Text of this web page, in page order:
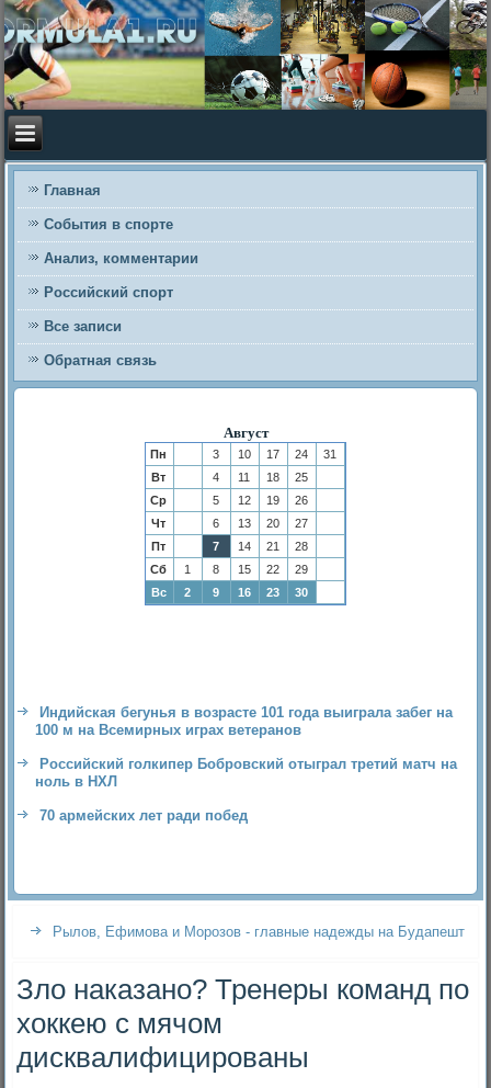
Главная
События в спорте
Анализ, комментарии
Российский спорт
Все записи
Обратная связь
Август
Пн 3 10 17 24
31
Вт
4 11 18
25
Ср
5 12 19
26
Чт
6 13 20
27
Пт
7 14 21
28
Сб
1 8 15 22
29
Вс
2 9 16 23 30
Индийская бегунья в возрасте 101 года выиграла забег на
100 м на Всемирных играх ветеранов
Российский голкипер Бобровский отыграл третий матч на
ноль в НХЛ
70 армейских лет ради побед
Рылов, Ефимова и Морозов - главные надежды на Будапешт
Зло наказано? Тренеры команд по
хоккею с мячом
дисквалифицированы